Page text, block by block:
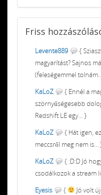
Friss
Levente889
{
magyarítást? Sajnos
(feleségemmel
KaLoZ
{ Ennél a
szörnyűségesebb
Redshift LE egy... }
KaLoZ
{ Hát igen,
meccsről meg nem is...
KaLoZ
{ :D:D Jó
csodálkozok a stream
Eyesis
{
Jó volt